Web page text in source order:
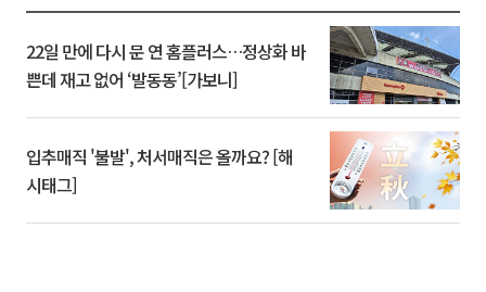
22일 만에 다시 문 연 홈플러스…정상화 바
쁜데 재고 없어 ‘발동동’[가보니]
입추매직 '불발', 처서매직은 올까요? [해
시태그]